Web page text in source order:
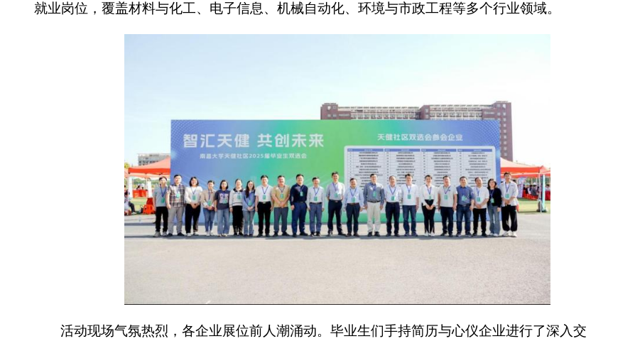
就业岗位，覆盖材料与化工、电子信息、机械自动化、环境与市政工程等多个行业领域。
活动现场气氛热烈，各企业展位前人潮涌动。毕业生们手持简历与心仪企业进行了深入交